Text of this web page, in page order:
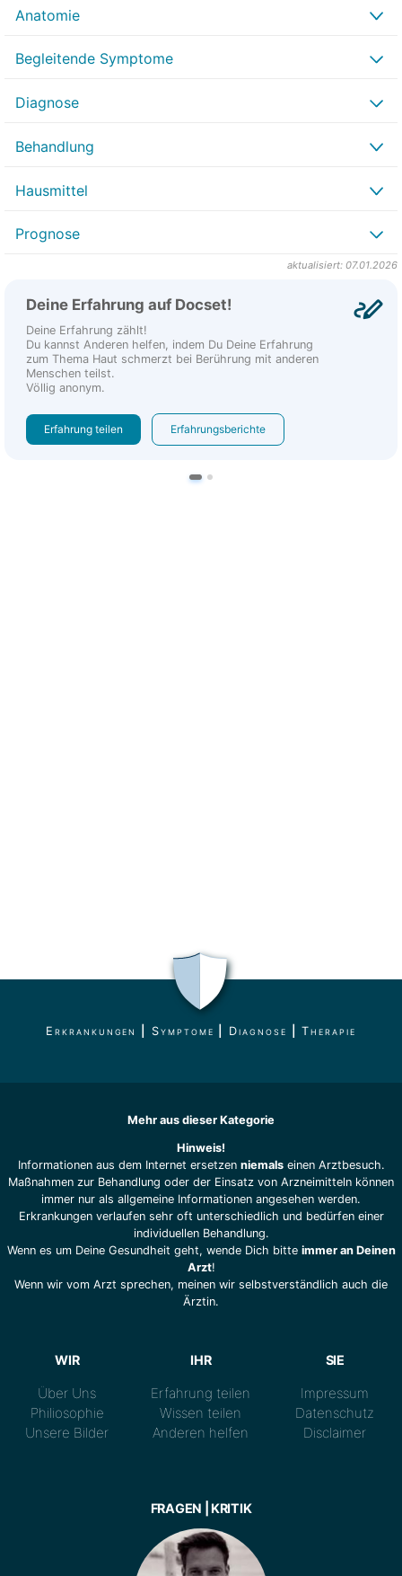
Anatomie
Begleitende Symptome
Diagnose
Behandlung
Hausmittel
Prognose
aktualisiert: 07.01.2026
Deine Erfahrung auf Docset!
Deine Erfahrung zählt!
Du kannst Anderen helfen, indem Du Deine Erfahrung
zum Thema Haut schmerzt bei Berührung mit anderen
Menschen teilst.
Völlig anonym.
Erfahrung teilen Erfahrungsberichte
Erkrankungen Symptome Diagnose |Therapie
Mehr aus dieser Kategorie
Hinweis!
Informationen aus dem Internet ersetzen niemalseinen Arztbesuch.
Maßnahmen zur Behandlung oder der Einsatz von Arzneimitteln können
immer nur als allgemeine Informationen angesehen werden.
Erkrankungen verlaufen sehr oft unterschiedlich und bedürfen einer
individuellen Behandlung.
Wenn es um Deine Gesundheit geht, wende Dich bitte immer an Deinen
Arzt!
Wenn wir vom Arzt sprechen, meinen wir selbstverständlich auch die
Ärztin.
WIR
Über Uns
Philiosophie
Unsere Bilder
IHR
Erfahrung teilen
Wissen teilen
Anderen helfen
SIE
Impressum
Datenschutz
Disclaimer
FRAGEN | KRITIK